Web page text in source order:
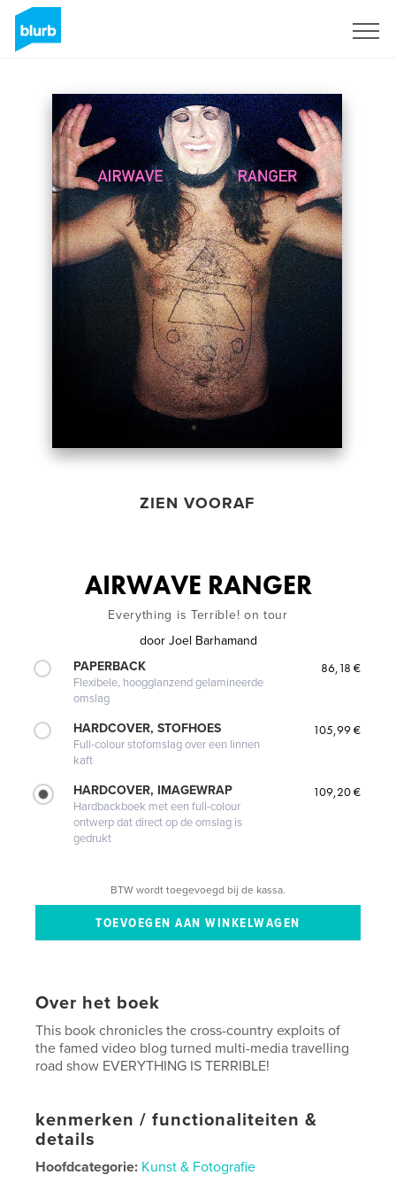
ZIEN VOORAF
AIRWAVE RANGER
Everything is Terrible! on tour
door Joel Barhamand
PAPERBACK
Flexibele, hoogglanzend gelamineerde
omslag
86,18 €
HARDCOVER, STOFHOES
Full-colour stofomslag over een linnen
kaft
105,99 €
HARDCOVER, IMAGEWRAP
Hardbackboek met een full-colour
ontwerp dat direct op de omslag is
gedrukt
109,20 €
BTW wordt toegevoegd bij de kassa.
Over het boek
This book chronicles the cross-country exploits of
the famed video blog turned multi-media travelling
road show EVERYTHING IS TERRIBLE!
kenmerken / functionaliteiten &
details
Hoofdcategorie: Kunst & Fotografie